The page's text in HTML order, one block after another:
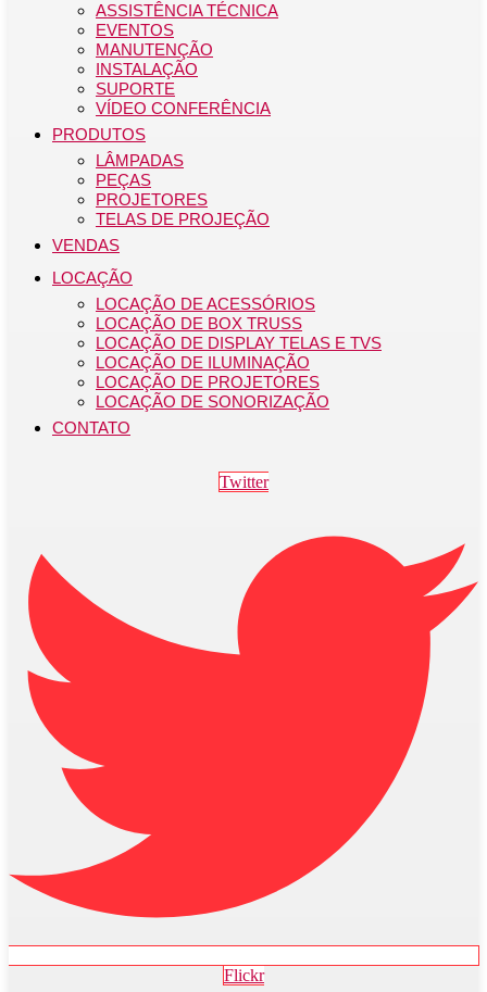
ASSISTÊNCIA TÉCNICA
EVENTOS
MANUTENÇÃO
INSTALAÇÃO
SUPORTE
VÍDEO CONFERÊNCIA
PRODUTOS
LÂMPADAS
PEÇAS
PROJETORES
TELAS DE PROJEÇÃO
VENDAS
LOCAÇÃO
LOCAÇÃO DE ACESSÓRIOS
LOCAÇÃO DE BOX TRUSS
LOCAÇÃO DE DISPLAY TELAS E TVS
LOCAÇÃO DE ILUMINAÇÃO
LOCAÇÃO DE PROJETORES
LOCAÇÃO DE SONORIZAÇÃO
CONTATO
Twitter
Flickr